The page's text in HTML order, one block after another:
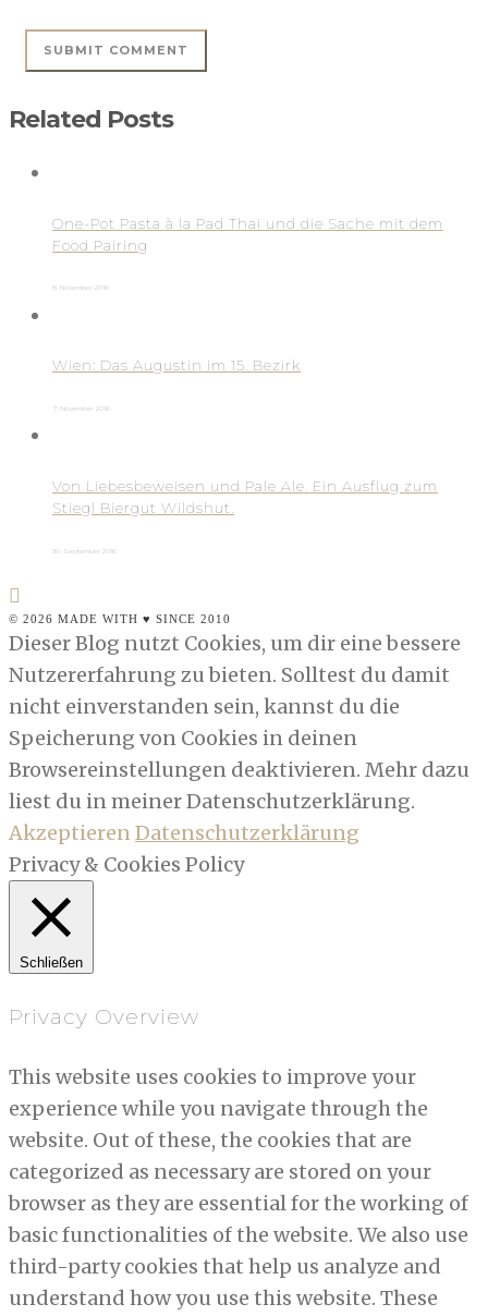
Related Posts
One-Pot Pasta à la Pad Thai und die Sache mit dem
Food Pairing
8. November 2016
Wien: Das Augustin im 15. Bezirk
7. November 2016
Von Liebesbeweisen und Pale Ale. Ein Ausflug zum
Stiegl Biergut Wildshut.
30. September 2016
© 2026 MADE WITH ♥ SINCE 2010
Dieser Blog nutzt Cookies, um dir eine bessere
Nutzererfahrung zu bieten. Solltest du damit
nicht einverstanden sein, kannst du die
Speicherung von Cookies in deinen
Browsereinstellungen deaktivieren. Mehr dazu
liest du in meiner Datenschutzerklärung.
AkzeptierenDatenschutzerklärung
Privacy & Cookies Policy
Schließen
Privacy Overview
This website uses cookies to improve your
experience while you navigate through the
website. Out of these, the cookies that are
categorized as necessary are stored on your
browser as they are essential for the working of
basic functionalities of the website. We also use
third-party cookies that help us analyze and
understand how you use this website. These